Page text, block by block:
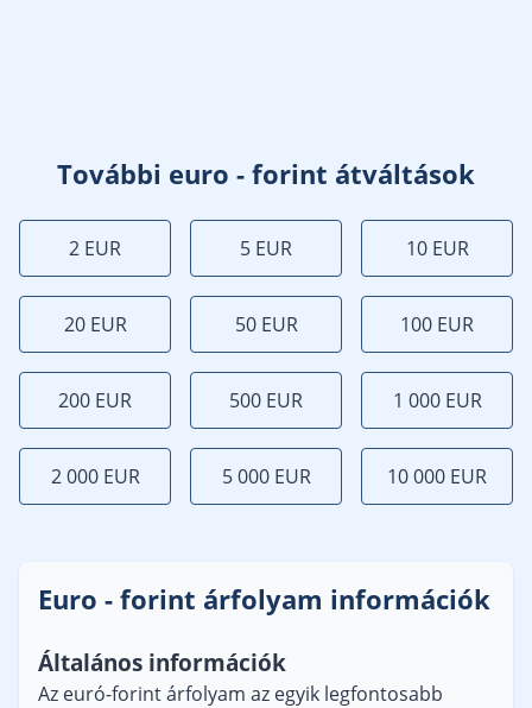
További euro - forint átváltások
2 EUR 5 EUR 10 EUR
20 EUR 50 EUR 100 EUR
200 EUR 500 EUR 1 000 EUR
2 000 EUR 5 000 EUR 10 000 EUR
Euro - forint árfolyam információk
Általános információk
Az euró-forint árfolyam az egyik legfontosabb